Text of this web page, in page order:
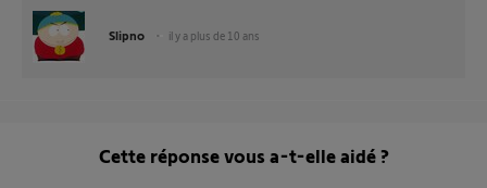
Slipno il y a plus de 10 ans
Cette réponse vous a-t-elle aidé ?